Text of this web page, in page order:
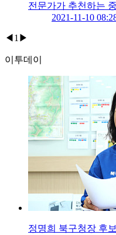
전문가가 추천하는
2021-11-10
◀ 1 ▶
이투데이
정명희 북구청장 후